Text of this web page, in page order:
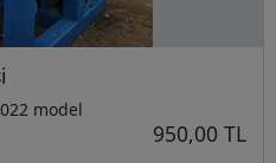
model
950,00 TL